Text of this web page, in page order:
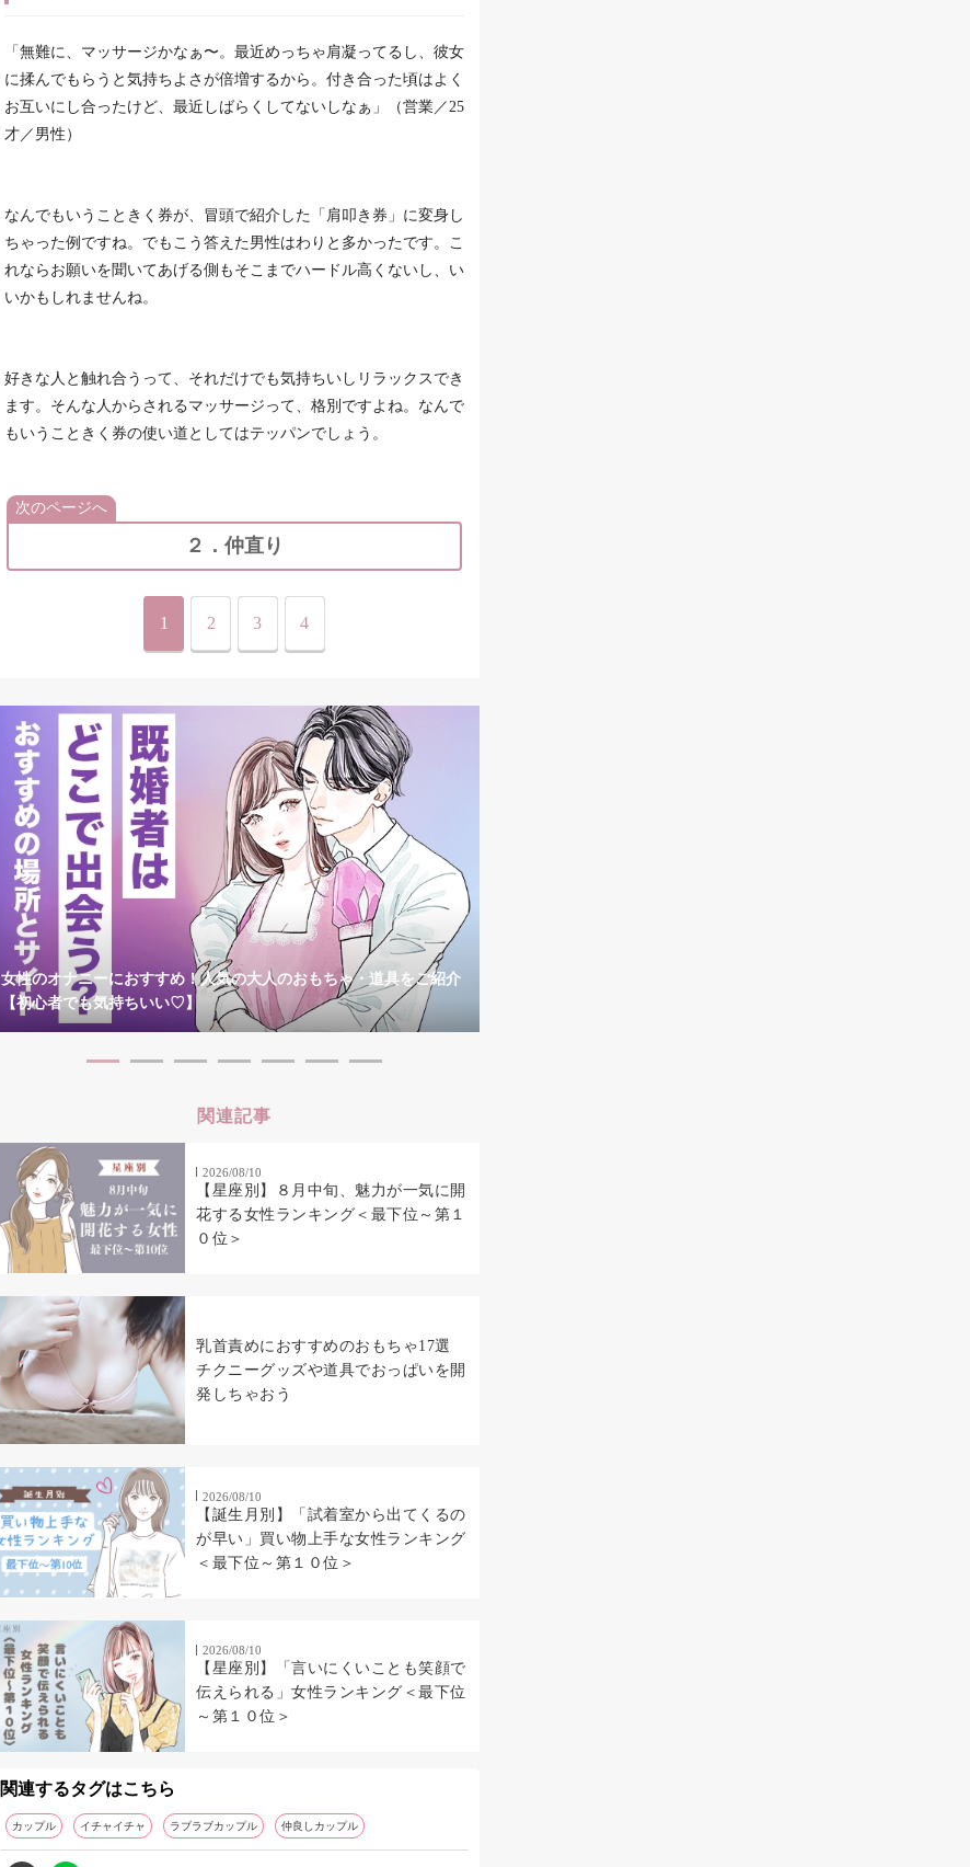
「無難に、マッサージかなぁ〜。最近めっちゃ肩凝ってるし、彼女
に揉んでもらうと気持ちよさが倍増するから。付き合った頃はよく
お互いにし合ったけど、最近しばらくしてないしなぁ」（営業／25
才／男性）
なんでもいうこときく券が、冒頭で紹介した「肩叩き券」に変身し
ちゃった例ですね。でもこう答えた男性はわりと多かったです。こ
れならお願いを聞いてあげる側もそこまでハードル高くないし、い
いかもしれませんね。
好きな人と触れ合うって、それだけでも気持ちいしリラックスでき
ます。そんな人からされるマッサージって、格別ですよね。なんで
もいうこときく券の使い道としてはテッパンでしょう。
次のページへ
２．仲直り
1 2 3 4
女性のオナニーにおすすめ！人気の大人のおもちゃ・道具をご紹介
【初心者でも気持ちいい♡】
関連記事
2026/08/10
【星座別】８月中旬、魅力が一気に開
花する女性ランキング＜最下位～第１
０位＞
乳首責めにおすすめのおもちゃ17選
チクニーグッズや道具でおっぱいを開
発しちゃおう
2026/08/10
【誕生月別】「試着室から出てくるの
が早い」買い物上手な女性ランキング
＜最下位～第１０位＞
2026/08/10
【星座別】「言いにくいことも笑顔で
伝えられる」女性ランキング＜最下位
～第１０位＞
関連するタグはこちら
カップル イチャイチャ ラブラブカップル 仲良しカップル